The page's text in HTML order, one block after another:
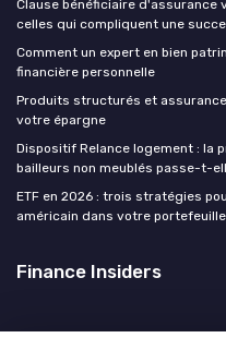
Clause bénéficiaire
celles qui compliquent une
Comment un expert en bien
financière personnelle
Produits structurés et
votre épargne
Dispositif Relance logement : la
bailleurs non meublés passe-t-
ETF en 2026 : trois stratégies
américain dans votre portefeuille
Finance Insiders